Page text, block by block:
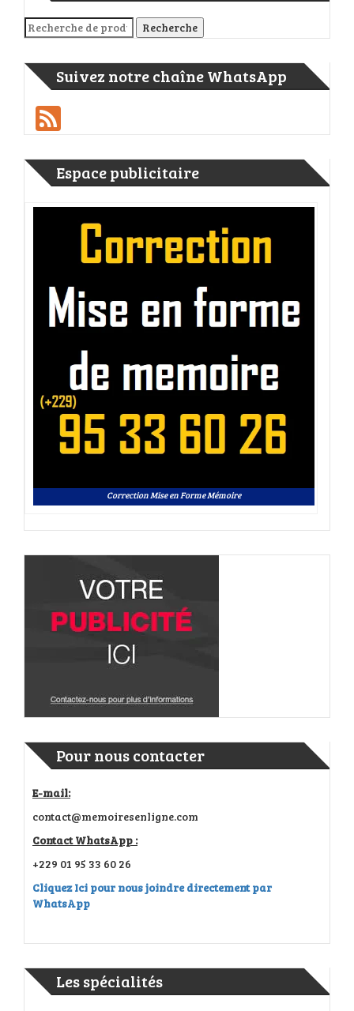
Recherche pour : Recherche
Suivez notre chaîne WhatsApp
Espace publicitaire
Correction Mise en Forme Mémoire
Pour nous contacter
E-mail:
contact@memoiresenligne.com
Contact WhatsApp :
+229 01 95 33 60 26
Cliquez Ici pour nous joindre directement par
WhatsApp
Les spécialités